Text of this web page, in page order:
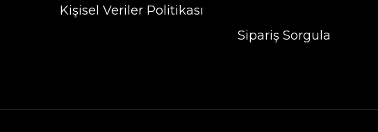
Kişisel Veriler Politikası
Sipariş Sorgula